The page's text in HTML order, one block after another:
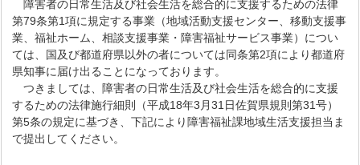
障害者の日常生活及び社会生活を総合的に支援するための法律
第79条第1項に規定する事業（地域活動支援センター、移動支援事
業、福祉ホーム、相談支援事業・障害福祉サービス事業）につい
ては、国及び都道府県以外の者については同条第2項により都道府
県知事に届け出ることになっております。
つきましては、障害者の日常生活及び社会生活を総合的に支援
するための法律施行細則（平成18年3月31日佐賀県規則第31号）
第5条の規定に基づき、下記により障害福祉課地域生活支援担当ま
で提出してください。